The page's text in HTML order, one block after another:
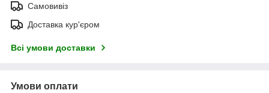
Самовивіз
Доставка кур'єром
Всі умови доставки
Умови оплати